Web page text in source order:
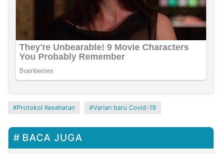
Protokol Kesehatan Varian baru Covid-19
BACA JUGA